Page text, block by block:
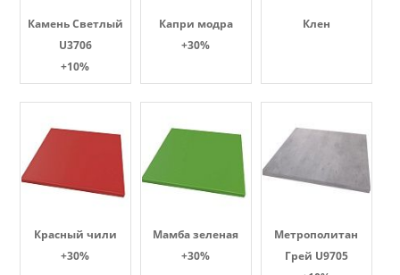
Камень Светлый
U3706
+10%
Капри модра
+30%
Клен
Красный чили
+30%
Мамба зеленая
+30%
Метрополитан
Грей U9705